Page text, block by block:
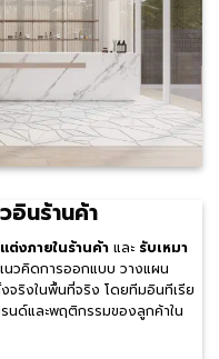
นร้านค้า
งภายในร้านค้า และ รับเหมา
วคิดการออกแบบ วางแผน
ริงในพื้นที่จริง โดยทีมอินทีเรีย
นด์และพฤติกรรมของลูกค้าใน